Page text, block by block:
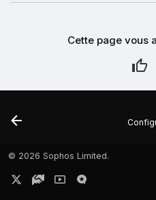
Cette page vous
© 2026 Sophos Limited.